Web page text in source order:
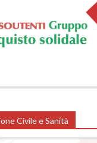
Civile e Sanità